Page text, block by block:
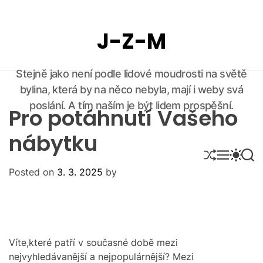
J-Z-M
Stejně jako není podle lidové moudrosti na světě
bylina, která by na něco nebyla, mají i weby svá
poslání. A tím naším je být lidem prospěšní.
S
H
M
E
S
W
S
E
Pro potáhnutí Vašeho
nábytku
Posted on 3. 3. 2025 by
Víte,které patří v současné době mezi
nejvyhledávanější a nejpopulárnější? Mezi